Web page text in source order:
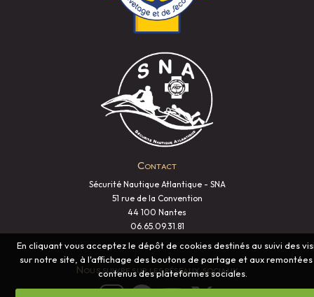
Contact
Sécurité Nautique Atlantique - SNA
51 rue de la Convention
44 100 Nantes
06.65.09.31.81
Nous suivre sur les réseaux sociaux
En cliquant vous acceptez le dépôt de cookies destinés au suivi des
sur notre site, à l'affichage des boutons de partage et aux
contenus des plateformes sociales.